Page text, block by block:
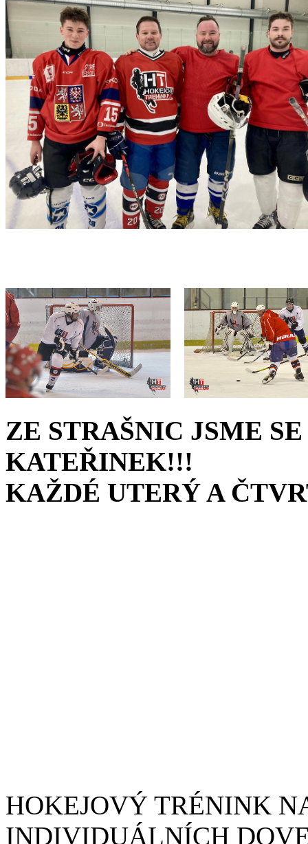
ZE STRAŠNIC JSME
KATEŘINEK!!!
KAŽDÉ UTERÝ A
HOKEJOVÝ TRÉNINK
INDIVIDUÁLNÍCH